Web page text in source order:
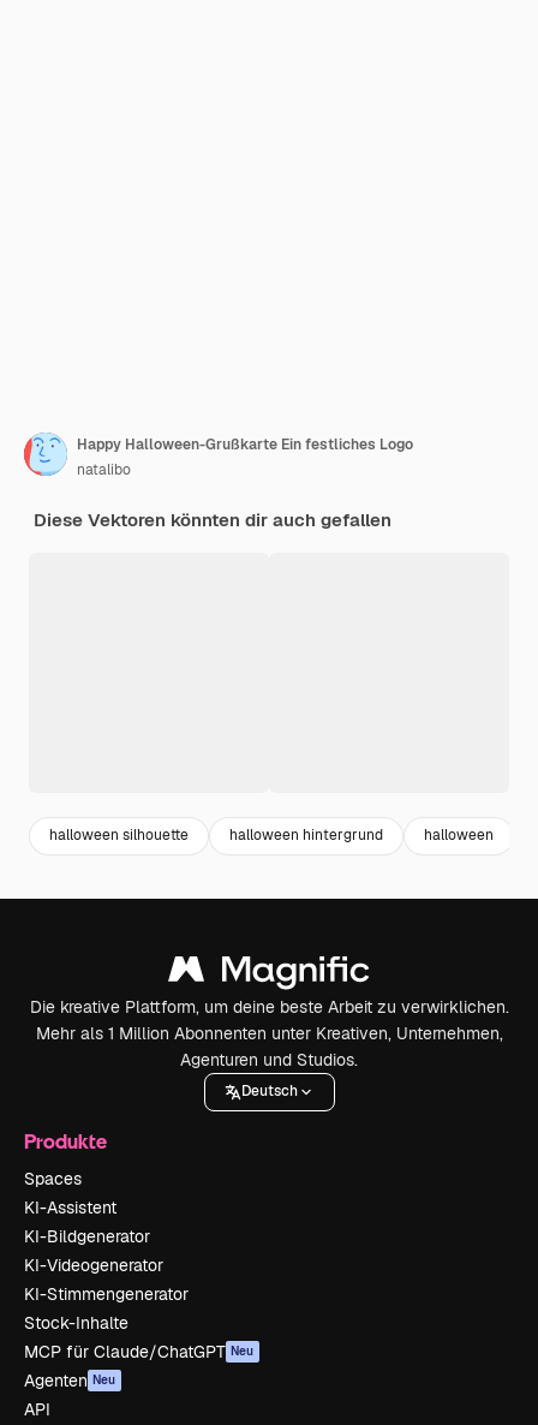
Happy Halloween-Grußkarte Ein festliches Logo
natalibo
Diese Vektoren könnten dir auch gefallen
halloween silhouette halloween hintergrund halloween
Die kreative Plattform, um deine beste Arbeit zu verwirklichen.
Mehr als 1 Million Abonnenten unter Kreativen, Unternehmen,
Agenturen und Studios.
Deutsch
Produkte
Spaces
KI-Assistent
KI-Bildgenerator
KI-Videogenerator
KI-Stimmengenerator
Stock-Inhalte
MCP für Claude/ChatGPT Neu
Agenten Neu
API